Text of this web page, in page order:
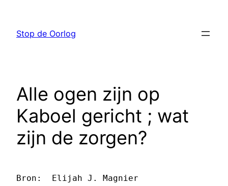
Stop de Oorlog
Alle ogen zijn op
Kaboel gericht ; wat
zijn de zorgen?